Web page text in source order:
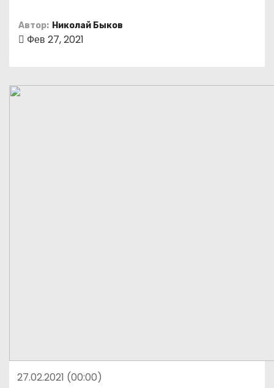
Автор: Николай Быков
Фев 27, 2021
27.02.2021 (00:00)